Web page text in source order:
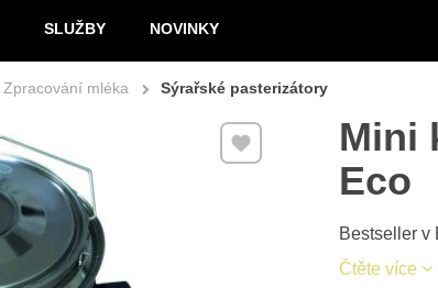
SLUŽBY NOVINKY
Zpracování mléka Sýrařské pasterizátory
Mini
Eco
Bestseller v
Čtěte více
Přidat k Oblíbeným